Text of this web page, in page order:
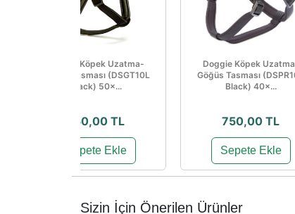
Doggie Köpek Uzatma-
Göğüs Tasması (DSGT10L
Black) 50×...
750,00 TL
Sepete Ekle
Doggie Köpek
Göğüs Tasması
Black) 40×...
750,00 TL
Sepete Ekle
Sizin İçin Önerilen Ürünler